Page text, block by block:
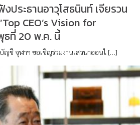
ประธานอาวุโสธนินท์ เจียรวน
CEO’s Vision for
ธที่ 20 พ.ค. นี้
ชี จุฬาฯ ขอเชิญร่วมงานเสวนาออนไ […]